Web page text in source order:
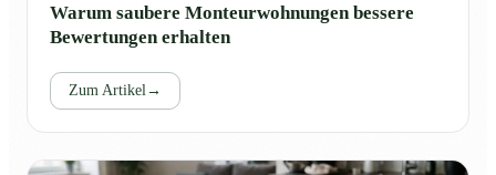
Warum saubere Monteurwohnungen bessere
Bewertungen erhalten
Zum Artikel→